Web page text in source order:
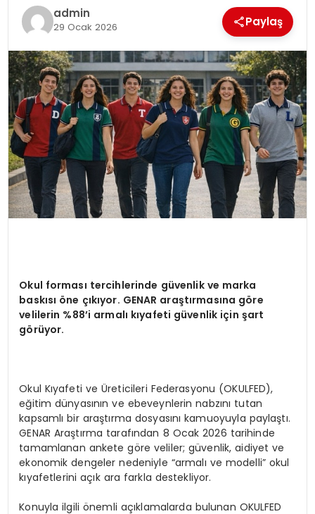
OTOMOBIL
admin
29 Ocak 2026 Paylaş
Okul forması tercihlerinde güvenlik ve marka
baskısı öne çıkıyor. GENAR araştırmasına göre
velilerin %88’i armalı kıyafeti güvenlik için şart
görüyor.
Okul Kıyafeti ve Üreticileri Federasyonu (OKULFED),
eğitim dünyasının ve ebeveynlerin nabzını tutan
kapsamlı bir araştırma dosyasını kamuoyuyla paylaştı.
GENAR Araştırma tarafından 8 Ocak 2026 tarihinde
tamamlanan ankete göre veliler; güvenlik, aidiyet ve
ekonomik dengeler nedeniyle “armalı ve modelli” okul
kıyafetlerini açık ara farkla destekliyor.
Konuyla ilgili önemli açıklamalarda bulunan OKULFED